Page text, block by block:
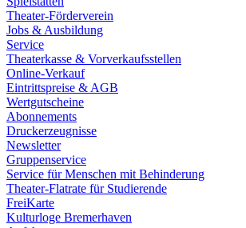
Theater-Förderverein
Jobs & Ausbildung
Service
Theaterkasse & Vorverkaufsstellen
Online-Verkauf
Eintrittspreise & AGB
Wertgutscheine
Abonnements
Druckerzeugnisse
Newsletter
Gruppenservice
Service für Menschen mit Behinderung
Theater-Flatrate für Studierende
FreiKarte
Kulturloge Bremerhaven